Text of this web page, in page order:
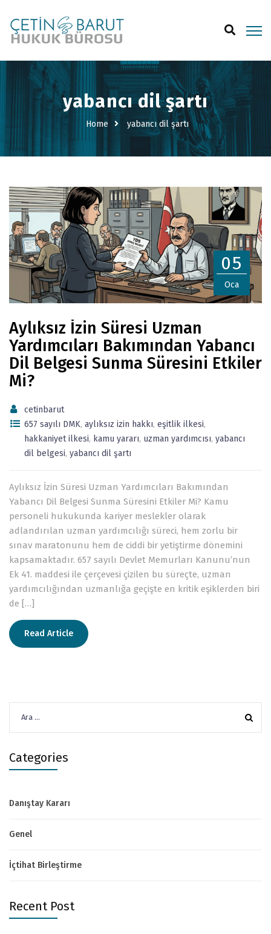
yabancı dil şartı
Home yabancı dil şartı
05
Oca
Aylıksız İzin Süresi Uzman
Yardımcıları Bakımından Yabancı
Dil Belgesi Sunma Süresini Etkiler
Mi?
cetinbarut
657 sayılı DMK, aylıksız izin hakkı, eşitlik ilkesi,
hakkaniyet ilkesi, kamu yararı, uzman yardımcısı, yabancı
dil belgesi, yabancı dil şartı
Aylıksız İzin Süresi Uzman Yardımcıları Bakımından
Yabancı Dil Belgesi Sunma Süresini Etkiler Mi? Kamu
personeli hukukunda kariyer meslekler olarak
adlandırılan uzman yardımcılığı süreci, hem zorlu bir
sınav maratonunu hem de ciddi bir yetiştirme dönemini
kapsamaktadır. 657 sayılı Devlet Memurları Kanunu’nun
Ek 41. maddesi ile çerçevesi çizilen bu süreçte, uzman
yardımcılığından uzmanlığa geçişte en kritik eşiklerden biri
de […]
Read Article
Categories
Danıştay Kararı
Genel
İçtihat Birleştirme
Recent Post